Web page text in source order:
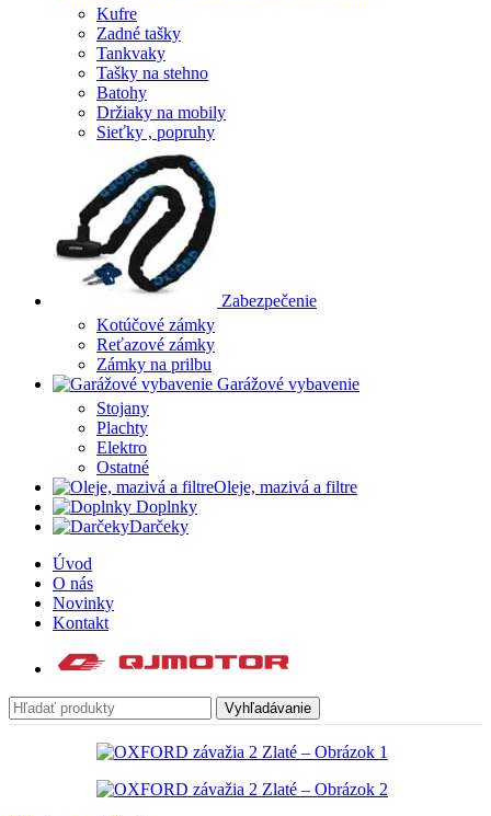
Kufre
Zadné tašky
Tankvaky
Tašky na stehno
Batohy
Držiaky na mobily
Sieťky , popruhy
Zabezpečenie
Kotúčové zámky
Reťazové zámky
Zámky na prilbu
Garážové vybavenie
Stojany
Plachty
Elektro
Ostatné
Oleje, mazivá a filtre
Doplnky
Darčeky
Úvod
O nás
Novinky
Kontakt
Vyhľadávanie